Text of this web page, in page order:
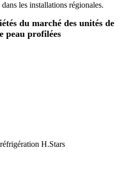
les installations régionales.
du marché des unités de
peau profilées
H.Stars